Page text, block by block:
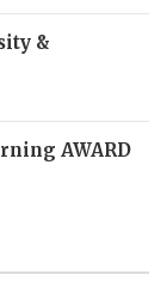
&
AWARD